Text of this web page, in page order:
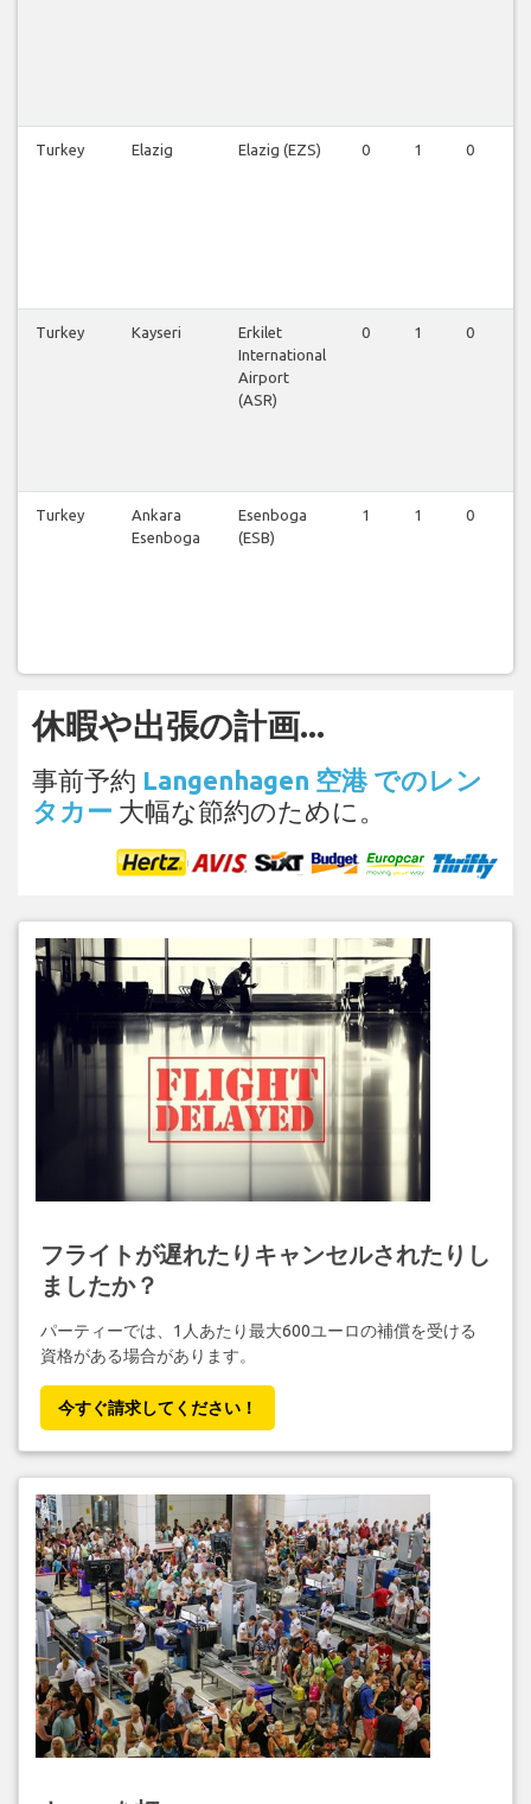
Turkey Elazig Elazig (EZS) 0 1 0
Turkey Kayseri
Erkilet
International
Airport
(ASR)
0 1 0
Turkey
Ankara
Esenboga
Esenboga
(ESB)
1 1 0
休暇や出張の計画...
事前予約 Langenhagen 空港 でのレン
タカー 大幅な節約のために。
フライトが遅れたりキャンセルされたりし
ましたか？
パーティーでは、1人あたり最大600ユーロの補償を受ける
資格がある場合があります。
今すぐ請求してください！